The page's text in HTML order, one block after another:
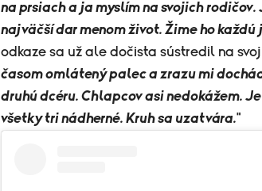
na prsiach a ja myslím na svojich
najväčší dar menom život. Žime ho každú
odkaze sa už ale dočista sústredil na
časom omlátený palec a zrazu mi
druhú dcéru. Chlapcov asi nedokážem.
všetky tri nádherné. Kruh sa uzatvára."